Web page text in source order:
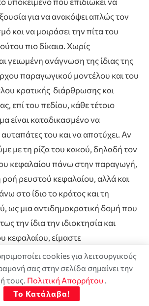
για να ανακόψει απλώς τον
και να μοιράσει την πίτα του
πιο δίκαια. Χωρίς
γειωμένη ανάγνωση της ίδιας της
παραγωγικού μοντέλου και του
κρατικής διάρθρωσης και
επί του πεδίου, κάθε τέτοιο
είναι καταδικασμένο να
αυταπάτες του και να αποτύχει. Αν
με τη ρίζα του κακού, δηλαδή τον
κεφαλαίου πάνω στην παραγωγή,
ρευστού κεφαλαίου, αλλά και
στο ίδιο το κράτος και τη
ως μια αντιδημοκρατική δομή που
την ίδια την ιδιοκτησία και
κεφαλαίου, είμαστε
αποτυγχάνουμε. Χωρίς την
ορίζοντα, που να
γειωμένο προγραμματικό άξονα
τις επιμέρους διεκδικήσεις μας,
cookies για λειτουργικούς
σας στην σελίδα σημαίνει την
τους. Πολιτική Απορρήτου .
Το Κατάλαβα!